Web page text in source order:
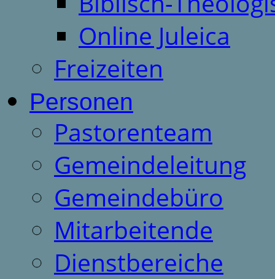
Online Juleica
Freizeiten
Personen
Pastorenteam
Gemeindeleitung
Gemeindebüro
Mitarbeitende
Dienstbereiche